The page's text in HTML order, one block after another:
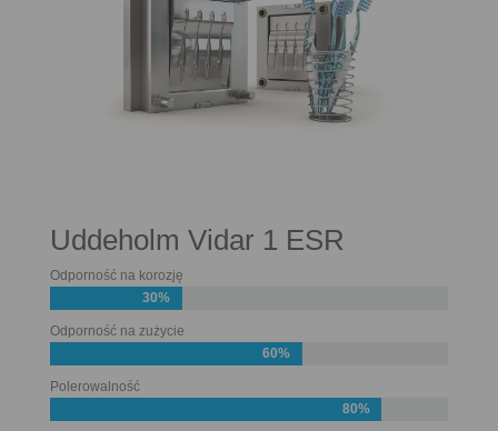
Uddeholm Vidar 1 ESR
Odporność na korozję
30%
Odporność na zużycie
60%
Polerowalność
80%